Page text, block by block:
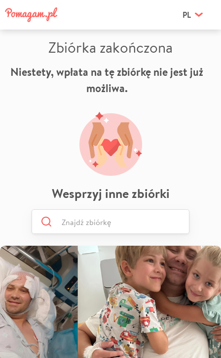
PL
Zbiórka zakończona
Niestety, wpłata na tę zbiórkę nie jest już
możliwa.
Wesprzyj inne zbiórki